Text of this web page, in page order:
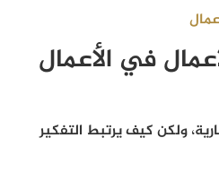
في الأعمال
ولكن كيف يرتبط التفكير